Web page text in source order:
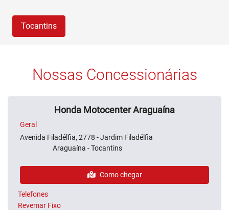
Tocantins
Nossas Concessionárias
Honda Motocenter Araguaína
Geral
Avenida Filadélfia, 2778 - Jardim Filadélfia
Araguaína - Tocantins
Como chegar
Telefones
Revemar Fixo